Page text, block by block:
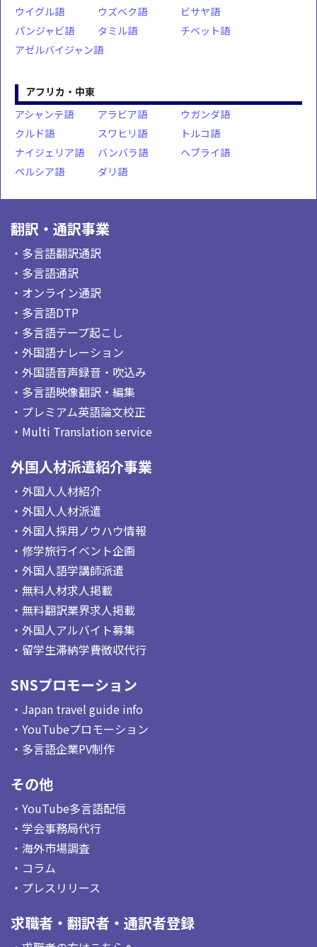
ウイグル語
ウズベク語
ビサヤ語
パンジャビ語
タミル語
チベット語
アゼルバイジャン語
アフリカ・中東
アシャンテ語
アラビア語
ウガンダ語
クルド語
スワヒリ語
トルコ語
ナイジェリア語
バンバラ語
ヘブライ語
ペルシア語
ダリ語